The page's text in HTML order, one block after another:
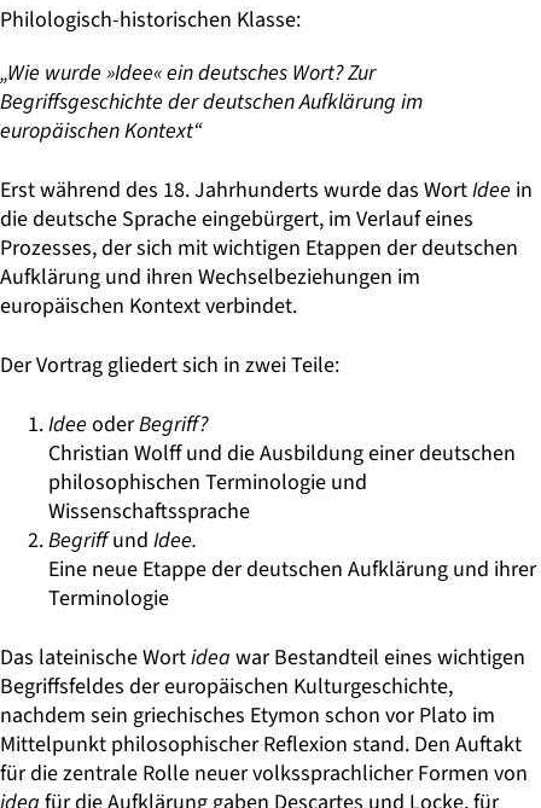
Philologisch-historischen Klasse:
„Wie wurde »Idee« ein deutsches Wort? Zur
Begriffsgeschichte der deutschen Aufklärung im
europäischen Kontext“
Erst während des 18. Jahrhunderts wurde das WortIdee in
die deutsche Sprache eingebürgert, im Verlauf eines
Prozesses, der sich mit wichtigen Etappen der deutschen
Aufklärung und ihren Wechselbeziehungen im
europäischen Kontext verbindet.
Der Vortrag gliedert sich in zwei Teile:
Idee oderBegriff?
Christian Wolff und die Ausbildung einer deutschen
philosophischen Terminologie und
Wissenschaftssprache
Begriffund Idee.
Eine neue Etappe der deutschen Aufklärung und ihrer
Terminologie
Das lateinische Wortidea war Bestandteil eines wichtigen
Begriffsfeldes der europäischen Kulturgeschichte,
nachdem sein griechisches Etymon schon vor Plato im
Mittelpunkt philosophischer Reflexion stand. Den Auftakt
für die zentrale Rolle neuer volkssprachlicher Formen von